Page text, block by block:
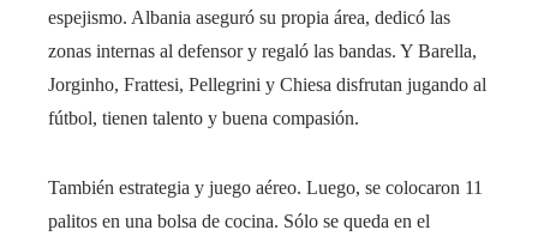
espejismo. Albania aseguró su propia área, dedicó las
zonas internas al defensor y regaló las bandas. Y Barella,
Jorginho, Frattesi, Pellegrini y Chiesa disfrutan jugando al
fútbol, ​​tienen talento y buena compasión.
También estrategia y juego aéreo. Luego, se colocaron 11
palitos en una bolsa de cocina. Sólo se queda en el